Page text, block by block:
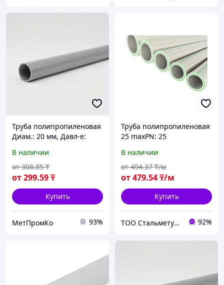
Труба полипропиленовая
Диам.: 20 мм, Давл-е:
стекловолокно
В наличии
от299.59₸
от 308.85 ₸
Купить
МетПромКо 93%
Труба полипропиленовая
25 maxPN: 25
В наличии
от479.54₸/м
от 494.37 ₸/м
Купить
ТОО Стальметурал 92%